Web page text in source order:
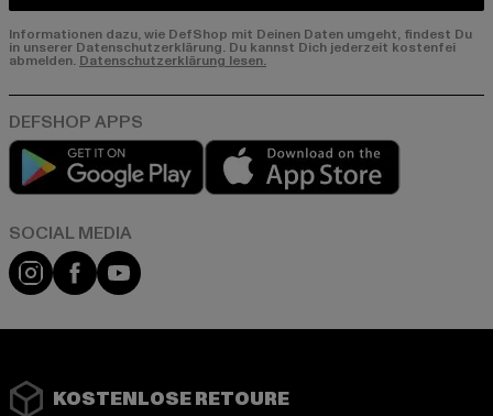
Informationen dazu, wie DefShop mit Deinen Daten umgeht, findest Du
in unserer Datenschutzerklärung. Du kannst Dich jederzeit kostenfei
abmelden. Datenschutzerklärung lesen.
Play market
Instagram
FacebookYouTube
KOSTENLOSE RETOURE